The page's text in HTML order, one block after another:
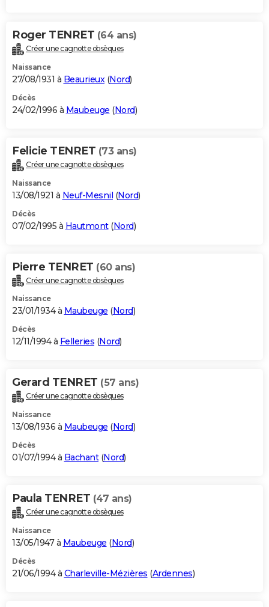
Roger TENRET (64 ans)
Créer une cagnotte obsèques
Naissance
27/08/1931 à Beaurieux(Nord)
Décès
24/02/1996 à Maubeuge (Nord)
Felicie TENRET (73 ans)
Créer une cagnotte obsèques
Naissance
13/08/1921 à Neuf-Mesnil (Nord)
Décès
07/02/1995 à Hautmont(Nord)
Pierre TENRET (60 ans)
Créer une cagnotte obsèques
Naissance
23/01/1934 à Maubeuge (Nord)
Décès
12/11/1994 à Felleries (Nord)
Gerard TENRET (57 ans)
Créer une cagnotte obsèques
Naissance
13/08/1936 à Maubeuge (Nord)
Décès
01/07/1994 à Bachant(Nord)
Paula TENRET (47 ans)
Créer une cagnotte obsèques
Naissance
13/05/1947 à Maubeuge (Nord)
Décès
21/06/1994 à Charleville-Mézières (Ardennes)